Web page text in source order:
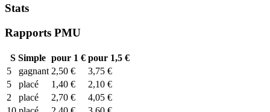
Stats
Rapports PMU
SSimple pour 1 € pour 1,5 €
5
gagnant 2,50 €
3,75 €
5
placé 1,40 €
2,10 €
2
placé 2,70 €
4,05 €